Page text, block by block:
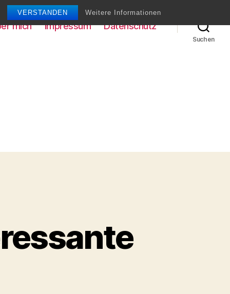
VERSTANDEN Weitere Informationen
mich Impressum Datenschutz
Suchen